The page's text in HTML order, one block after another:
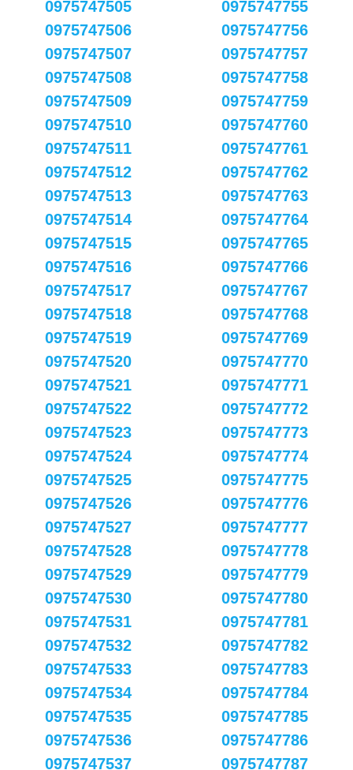
0975747505
0975747506
0975747507
0975747508
0975747509
0975747510
0975747511
0975747512
0975747513
0975747514
0975747515
0975747516
0975747517
0975747518
0975747519
0975747520
0975747521
0975747522
0975747523
0975747524
0975747525
0975747526
0975747527
0975747528
0975747529
0975747530
0975747531
0975747532
0975747533
0975747534
0975747535
0975747536
0975747537
0975747755
0975747756
0975747757
0975747758
0975747759
0975747760
0975747761
0975747762
0975747763
0975747764
0975747765
0975747766
0975747767
0975747768
0975747769
0975747770
0975747771
0975747772
0975747773
0975747774
0975747775
0975747776
0975747777
0975747778
0975747779
0975747780
0975747781
0975747782
0975747783
0975747784
0975747785
0975747786
0975747787